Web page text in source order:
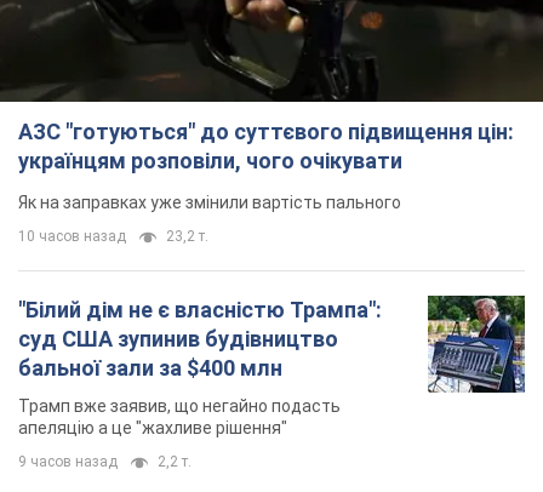
АЗС "готуються" до суттєвого підвищення цін:
українцям розповіли, чого очікувати
Як на заправках уже змінили вартість пального
10 часов назад 23,2 т.
"Білий дім не є власністю Трампа":
суд США зупинив будівництво
бальної зали за $400 млн
Трамп вже заявив, що негайно подасть
апеляцію а це "жахливе рішення"
9 часов назад 2,2 т.